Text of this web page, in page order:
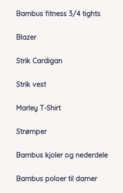
Bambus fitness 3/4 tights
Blazer
Strik Cardigan
Strik vest
Marley T-Shirt
Strømper
Bambus kjoler og nederdele
Bambus poloer til damer